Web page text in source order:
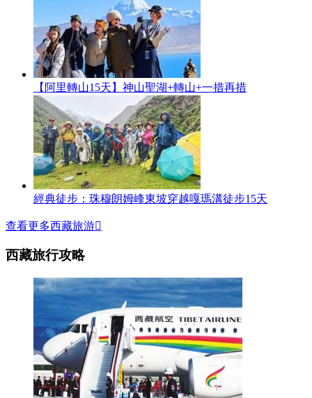
【阿里轉山15天】神山聖湖+轉山+一措再措
經典徒步：珠穆朗姆峰東坡穿越嘎瑪溝徒步15天
查看更多西藏旅游
西藏旅行攻略